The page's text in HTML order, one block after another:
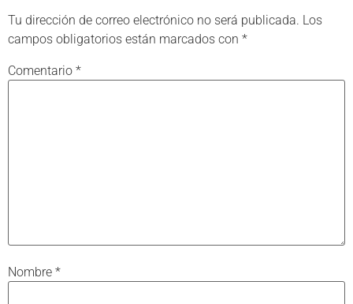
Tu dirección de correo electrónico no será publicada. Los
campos obligatorios están marcados con *
Comentario *
Nombre *